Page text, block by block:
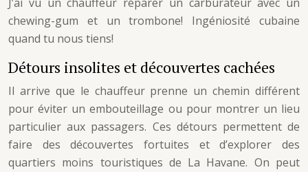
chewing-gum et un trombone! Ingéniosité cubaine
quand tu nous tiens!
Détours insolites et découvertes cachées
Il arrive que le chauffeur prenne un chemin différent
pour éviter un embouteillage ou pour montrer un lieu
particulier aux passagers. Ces détours permettent de
faire des découvertes fortuites et d’explorer des
quartiers moins touristiques de La Havane. On peut